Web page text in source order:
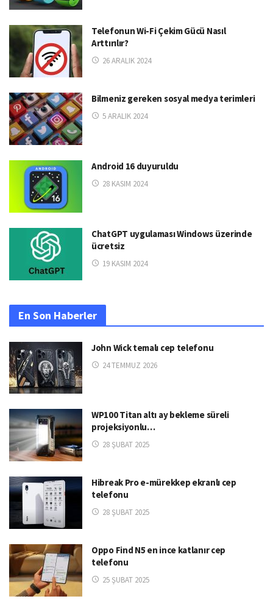
Telefonun Wi-Fi Çekim Gücü Nasıl
Arttırılır?
26 ARALIK 2024
Bilmeniz gereken sosyal medya terimleri
5 ARALIK 2024
Android 16 duyuruldu
28 KASIM 2024
ChatGPT uygulaması Windows üzerinde
ücretsiz
19 KASIM 2024
En Son Haberler
John Wick temalı cep telefonu
24 TEMMUZ 2026
WP100 Titan altı ay bekleme süreli
projeksiyonlu…
28 ŞUBAT 2025
Hibreak Pro e-mürekkep ekranlı cep
telefonu
28 ŞUBAT 2025
Oppo Find N5 en ince katlanır cep
telefonu
25 ŞUBAT 2025